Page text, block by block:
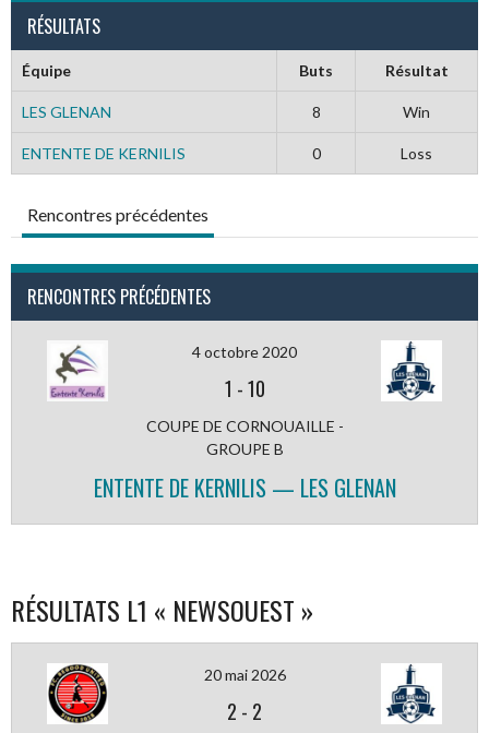
RÉSULTATS
Équipe Buts Résultat
LES GLENAN 8 Win
ENTENTE DE KERNILIS 0 Loss
Rencontres précédentes
RENCONTRES PRÉCÉDENTES
4 octobre 2020
1 -10
COUPE DE CORNOUAILLE -
GROUPE B
ENTENTE DE KERNILIS — LES GLENAN
RÉSULTATS L1 « NEWSOUEST »
20 mai 2026
2 - 2